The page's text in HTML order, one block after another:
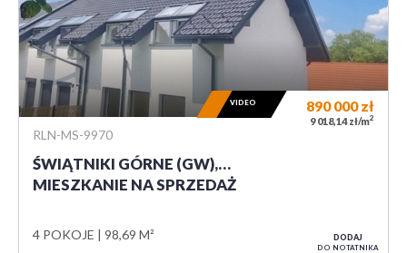
RLN-MS-9970
ŚWIĄTNIKI GÓRNE (GW),…
MIESZKANIE NA SPRZEDAŻ
4 POKOJE 98,69 M²
890 000zł
9 018,14 zł/m2
VIDEO
DODAJ
DO NOTATNIKA